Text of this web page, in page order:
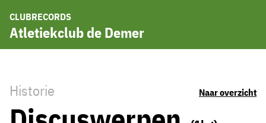
CLUBRECORDS
Atletiekclub de Demer
Historie Naar overzicht